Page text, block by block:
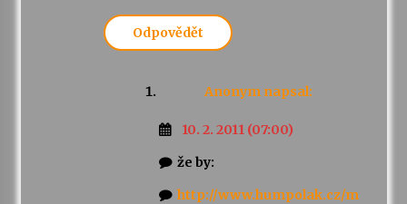
Odpovědět
Anonym napsal:
10. 2. 2011 (07:00)
že by:
http://www.humpolak.cz/m